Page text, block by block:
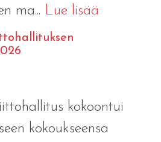
ma... Lue lisää
kokoontui
kokoukseensa